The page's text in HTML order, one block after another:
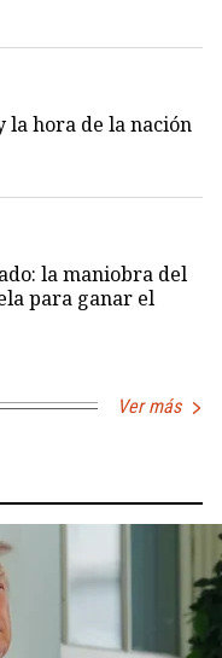
la hora de la nación
la maniobra del
para ganar el
Ver más